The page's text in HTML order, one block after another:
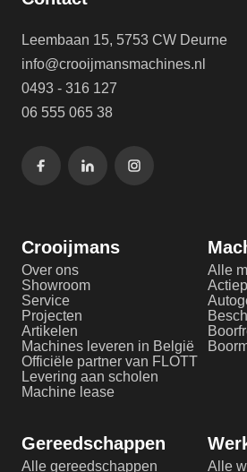
Leembaan 15, 5753 CW Deurne
info@crooijmansmachines.nl
0493 - 316 127
06 555 065 38
Crooijmans
Over ons
Showroom
Service
Projecten
Artikelen
Machines leveren in België
Officiële partner van FLOTT
Levering aan scholen
Machine lease
Alle
Gereedschappen
Alle gereedschappen Alle